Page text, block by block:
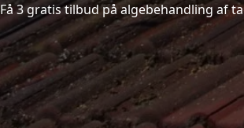
Få 3 gratis tilbud på algebehandling af